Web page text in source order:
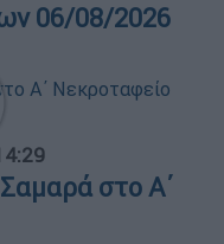
06/08/2026
στο Α΄